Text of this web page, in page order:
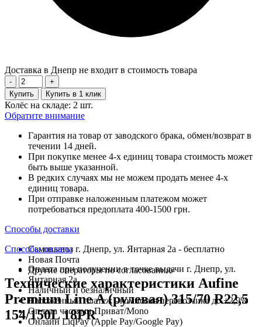
Доставка в Днепр не входит в стоимость товара
-
+
Купить
Купить в 1 клик
Колёс на складе: 2 шт.
Обратите внимание
Гарантия на товар от заводского брака, обмен/возврат в
течении 14 дней.
При покупке менее 4-х единиц товара стоимость может
быть выше указанной.
В редких случаях мы не можем продать менее 4-х
единиц товара.
При отправке наложенным платежом может
потребоваться предоплата 400-1500 грн.
Способы доставки
Самовывоз г. Днепр, ул. Янтарная 2а - бесплатно
Новая Почта
Другие операторы по согласованию
Способы оплаты
Оплата при получении в точке выдачи г. Днепр, ул.
Янтарная 2а
Наличный и безналичный
Наложенный платеж - комиссия перевозчика до +2,9%
Оплата частями Приват/Mono
Онлайн LiqPay (Apple Pay/Google Pay)
Технические характеристики Aufine
Premium Line A (рулевая) 315/70 R22,5
154/150L 18PR